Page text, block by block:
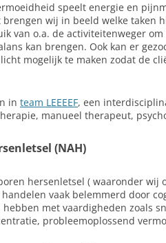
speelt energie en
brengen wij in beeld welke taken
van o.a. de activiteitenweger
kan brengen. Ook kan er
mogelijk te maken zodat de
in team LEEEEF, een
manueel therapeut,
(NAH)
hersenletsel ( waaronder wij
vaak belemmerd door
met vaardigheden zoals
probleemoplossend